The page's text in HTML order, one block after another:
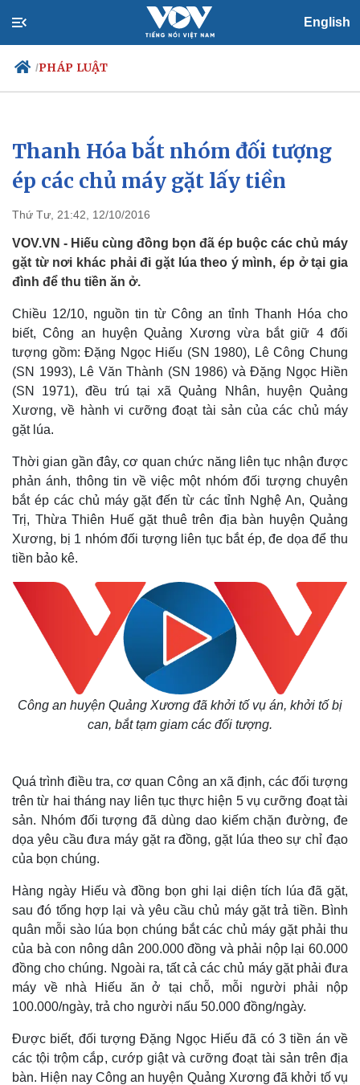
English
/PHÁP LUẬT
Chính trị
Đảng
Tổ chức nhân sự
Nhận diện sự thật
Xã hội
Tin 24h
Dự báo thời tiết
Việc làm
Biển đảo
Thanh Hóa bắt nhóm đối tượng
ép các chủ máy gặt lấy tiền
Thứ Tư, 21:42, 12/10/2016
VOV.VN - Hiếu cùng đồng bọn đã ép buộc các chủ máy
gặt từ nơi khác phải đi gặt lúa theo ý mình, ép ở tại gia
đình để thu tiền ăn ở.
Chiều 12/10, nguồn tin từ Công an tỉnh Thanh Hóa cho
biết, Công an huyện Quảng Xương vừa bắt giữ 4 đối
tượng gồm: Đặng Ngọc Hiếu (SN 1980), Lê Công Chung
(SN 1993), Lê Văn Thành (SN 1986) và Đặng Ngọc Hiền
(SN 1971), đều trú tại xã Quảng Nhân, huyện Quảng
Xương, về hành vi cưỡng đoạt tài sản của các chủ máy
gặt lúa.
Thời gian gần đây, cơ quan chức năng liên tục nhận được
phản ánh, thông tin về việc một nhóm đối tượng chuyên
bắt ép các chủ máy gặt đến từ các tỉnh Nghệ An, Quảng
Trị, Thừa Thiên Huế gặt thuê trên địa bàn huyện Quảng
Xương, bị 1 nhóm đối tượng liên tục bắt ép, đe dọa để thu
tiền bảo kê.
Công an huyện Quảng Xương đã khởi tố vụ án, khởi tố bị
can, bắt tạm giam các đối tượng.
Quá trình điều tra, cơ quan Công an xã định, các đối tượng
trên từ hai tháng nay liên tục thực hiện 5 vụ cưỡng đoạt tài
sản. Nhóm đối tượng đã dùng dao kiếm chặn đường, đe
dọa yêu cầu đưa máy gặt ra đồng, gặt lúa theo sự chỉ đạo
của bọn chúng.
Hàng ngày Hiếu và đồng bọn ghi lại diện tích lúa đã gặt,
sau đó tổng hợp lại và yêu cầu chủ máy gặt trả tiền. Bình
quân mỗi sào lúa bọn chúng bắt các chủ máy gặt phải thu
của bà con nông dân 200.000 đồng và phải nộp lại 60.000
đồng cho chúng. Ngoài ra, tất cả các chủ máy gặt phải đưa
máy về nhà Hiếu ăn ở tại chỗ, mỗi người phải nộp
100.000/ngày, trả cho người nấu 50.000 đồng/ngày.
Được biết, đối tượng Đặng Ngọc Hiếu đã có 3 tiền án về
các tội trộm cắp, cướp giật và cưỡng đoạt tài sản trên địa
bàn. Hiện nay Công an huyện Quảng Xương đã khởi tố vụ